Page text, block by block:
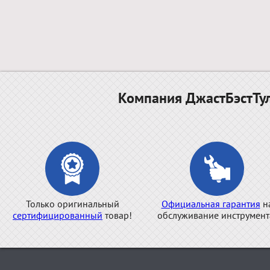
Компания
Только оригинальный
сертифицированный товар!
Официальная гарантия
обслуживание